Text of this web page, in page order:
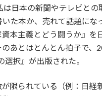
日本の新聞やテレビと
た本か、売れて話題に
本主義とどう闘うか』
あとはとんとん拍子で
選択』が出版された。
限られている（例：日